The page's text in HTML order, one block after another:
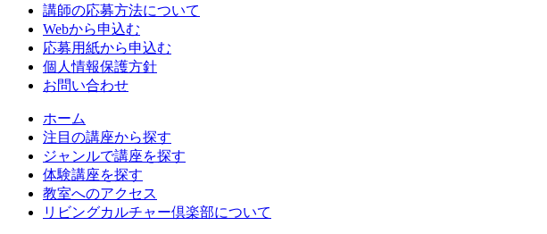
講師の応募方法について
Webから申込む
応募用紙から申込む
個人情報保護方針
お問い合わせ
ホーム
注目の講座から探す
ジャンルで講座を探す
体験講座を探す
教室へのアクセス
リビングカルチャー倶楽部について